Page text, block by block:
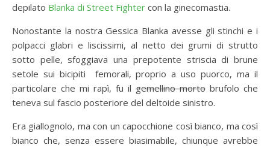
depilato Blanka di Street Fighter con la ginecomastia.
Nonostante la nostra Gessica Blanka avesse gli stinchi e i
polpacci glabri e liscissimi, al netto dei grumi di strutto
sotto pelle, sfoggiava una prepotente striscia di brune
setole sui bicipiti femorali, proprio a uso puorco, ma il
particolare che mi rapì, fu il gemellino morto brufolo che
teneva sul fascio posteriore del deltoide sinistro.
Era giallognolo, ma con un capocchione così bianco, ma così
bianco che, senza essere biasimabile, chiunque avrebbe